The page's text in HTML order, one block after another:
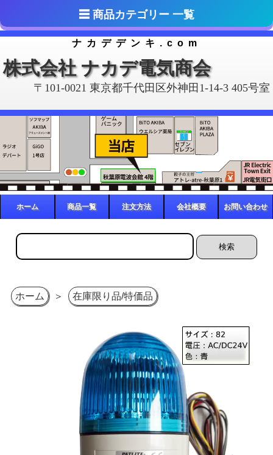
ナカデデンキ.com
株式会社 ナカデ電気商会
〒101-0021 東京都千代田区外神田1-14-3 405号室
ホーム 商品一覧 注文方法 会社概要 お問い合わせ
ホーム ＞ 在庫限り品/特価品